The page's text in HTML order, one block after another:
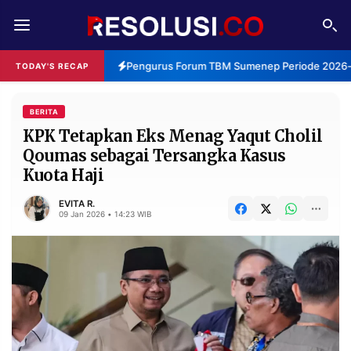
TODAY'S RECAP Pengurus Forum TBM Sumenep Periode
REDAKSI TENTANG
RESOLUSI IKLAN
RUBRIKASI
EDITORIAL
FINANSIA PERSONA
DAERAH NASIONAL
MANCA SPORT
INFORMASI
BERITA
KPK Tetapkan Eks Menag Yaqut Cholil
Qoumas sebagai Tersangka Kasus
Kuota Haji
EVITA R.
09 Jan 2026 • 14:23 WIB